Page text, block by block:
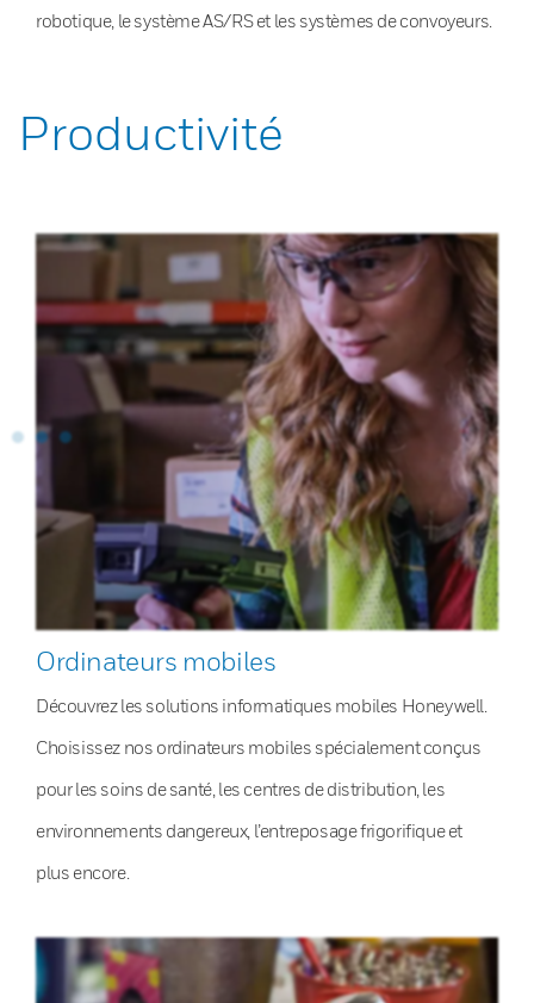
robotique, le système AS/RS et les systèmes de convoyeurs.
Productivité
Ordinateurs mobiles
Découvrez les solutions informatiques mobiles Honeywell.
Choisissez nos ordinateurs mobiles spécialement conçus
pour les soins de santé, les centres de distribution, les
environnements dangereux, l’entreposage frigorifique et
plus encore.